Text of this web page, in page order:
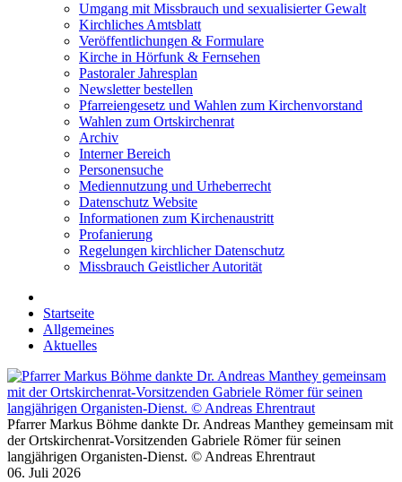
Umgang mit Missbrauch und sexualisierter Gewalt
Kirchliches Amtsblatt
Veröffentlichungen & Formulare
Kirche in Hörfunk & Fernsehen
Pastoraler Jahresplan
Newsletter bestellen
Pfarreiengesetz und Wahlen zum Kirchenvorstand
Wahlen zum Ortskirchenrat
Archiv
Interner Bereich
Personensuche
Mediennutzung und Urheberrecht
Datenschutz Website
Informationen zum Kirchenaustritt
Profanierung
Regelungen kirchlicher Datenschutz
Missbrauch Geistlicher Autorität
Startseite
Allgemeines
Aktuelles
Pfarrer Markus Böhme dankte Dr. Andreas Manthey gemeinsam mit
der Ortskirchenrat-Vorsitzenden Gabriele Römer für seinen
langjährigen Organisten-Dienst. © Andreas Ehrentraut
06. Juli 2026